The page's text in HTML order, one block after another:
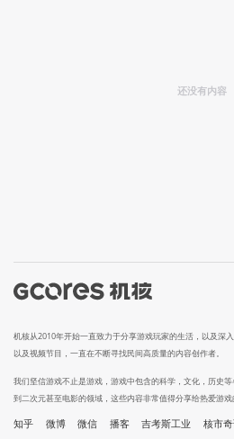
还没有内容
机核从2010年开始一直致力于分享游戏玩家的生活，以及深
以及视频节目，一直在不断寻找民间高质量的内容创作者。
我们坚信游戏不止是游戏，游戏中包含的科学，文化，历史
到二次元甚至电影的领域，这些内容非常值得分享给热爱游戏
知乎 微博 微信 播客 吉考斯工业 核市